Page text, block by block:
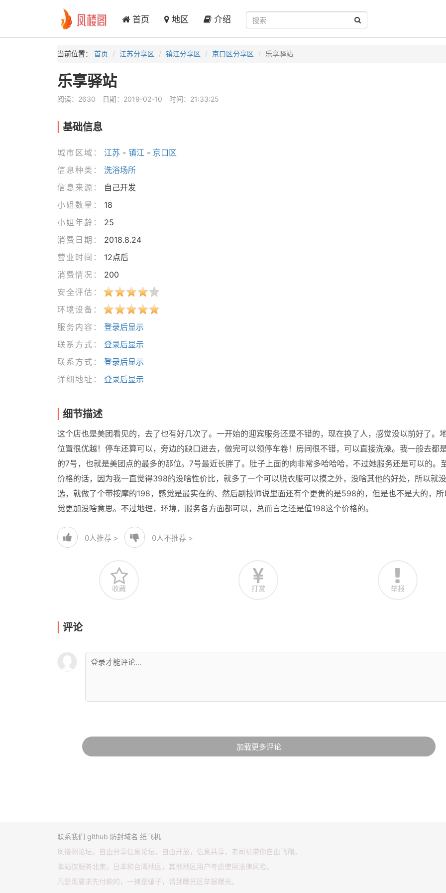
首页 地区 介绍
当前位置： 首页 江苏分享区 镇江分享区 京口区分享区 乐享驿站
乐享驿站
阅读：2630 日期：2019-02-10 时间：21:33:25
基础信息
城市区域： 江苏 - 镇江 - 京口区
信息种类：
洗浴场所
信息来源：
自己开发
小姐数量：
18
小姐年龄：
25
消费日期：
2018.8.24
营业时间：
12点后
消费情况：
200
安全评估：
环境设备：
服务内容：
登录后显示
联系方式：
登录后显示
联系方式：
登录后显示
详细地址：
登录后显示
细节描述
这个店也是美团看见的，去了也有好几次了。一开始的迎宾服务还是不错的，现在换了人，感觉没以前好了。
位置很优越！停车还算可以，旁边的缺口进去，做完可以领停车卷！房间很不错，可以直接洗澡。我一般去都
的7号，也就是美团点的最多的那位。7号最近长胖了。肚子上面的肉非常多哈哈哈，不过她服务还是可以的。
价格的话，因为我一直觉得398的没啥性价比，就多了一个可以脱衣服可以摸之外，没啥其他的好处，所以就
选，就做了个带按摩的198，感觉是最实在的、然后剧技师说里面还有个更贵的是598的，但是也不是大的，所
觉更加没啥意思。不过地理，环境，服务各方面都可以，总而言之还是值198这个价格的。
0人推荐 > 0人不推荐 >
收藏 打赏 举报
评论
加载更多评论
联系我们 github 防封域名 纸飞机
凤楼阁论坛，自由分享信息论坛，自由开放，信息共享，老司机带你自由飞翔。
本站仅服务北美，日本和台湾地区，其他地区用户考虑使用法律风险。
凡是现要求先付款的，一律是骗子，请到曝光区举报曝光。